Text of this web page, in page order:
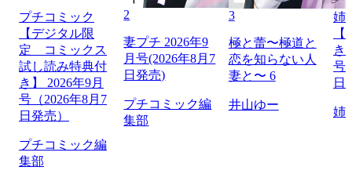
プチコミック
【デジタル限
定 コミックス
試し読み特典付
き】 2026年9月
号（2026年8月7
日発売）
プチコミック編
集部
2
妻プチ 2026年9
月号(2026年8月7
日発売)
プチコミック編
集部
3
極と蕾〜極道と
恋を知らない人
妻と〜 6
井山ゆー
姉
き
号
日
姉